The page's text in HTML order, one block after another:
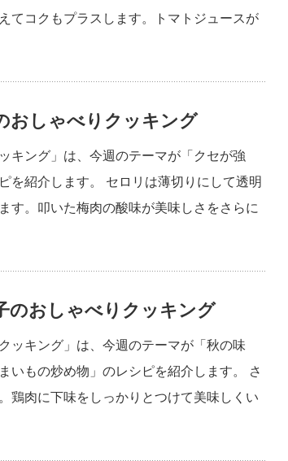
てコクもプラスします。トマトジュースが
おしゃべりクッキング
キング」は、今週のテーマが「クセが強
を紹介します。 セロリは薄切りにして透明
す。叩いた梅肉の酸味が美味しさをさらに
のおしゃべりクッキング
ッキング」は、今週のテーマが「秋の味
いもの炒め物」のレシピを紹介します。 さ
鶏肉に下味をしっかりとつけて美味しくい